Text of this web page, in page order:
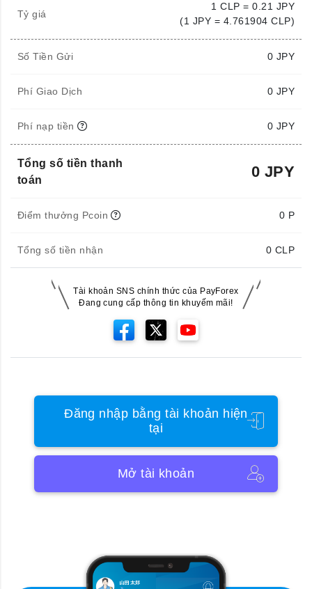
Tỷ giá
1 CLP = 0.21 JPY
(1 JPY = 4.761904 CLP)
Số Tiền Gửi 0 JPY
Phí Giao Dịch 0 JPY
Phí nạp tiền 0 JPY
Tổng số tiền thanh
toán
0 JPY
Điểm thưởng Pcoin 0 P
Tổng số tiền nhận 0 CLP
Tài khoản SNS chính thức của PayForex
Đang cung cấp thông tin khuyếm mãi!
Đăng nhập bằng tài khoản hiện
tại
Mở tài khoản